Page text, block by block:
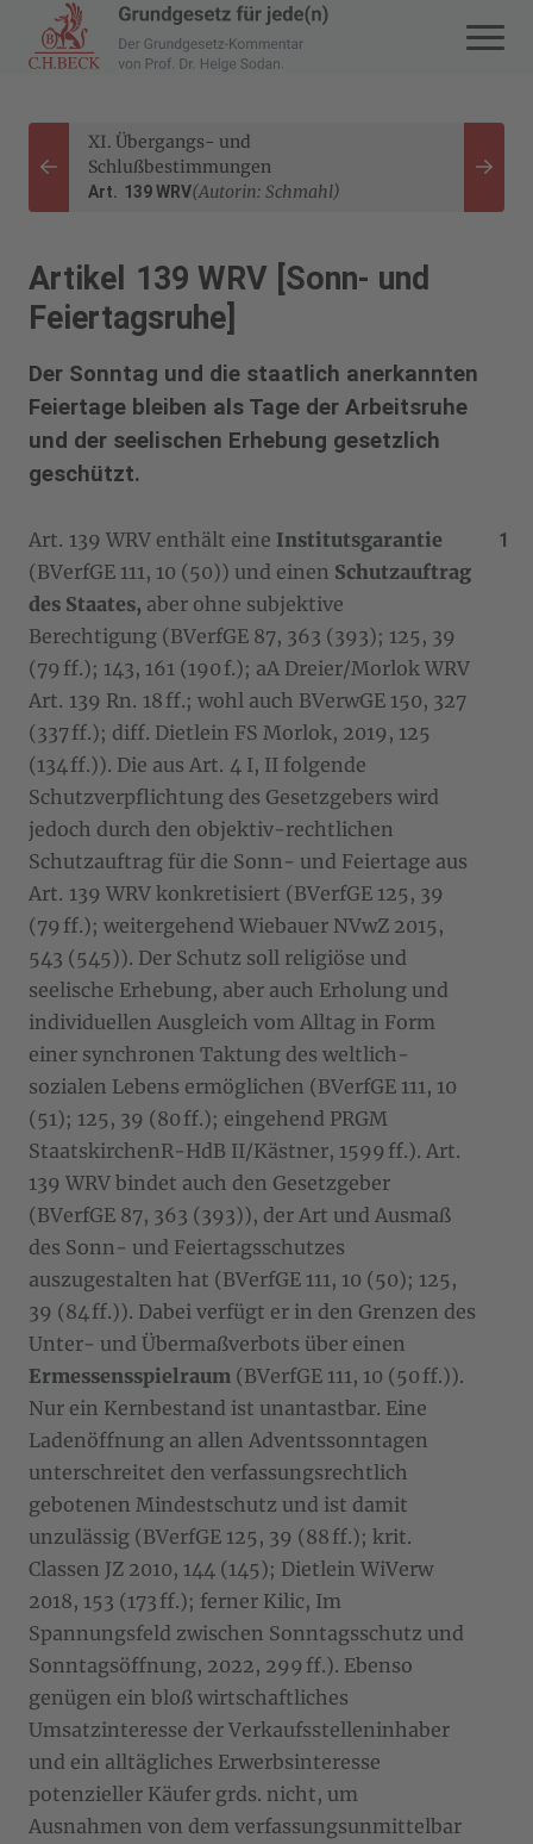
Zur Startseite navigieren
Zurück
XI. Übergangs- und
Schlußbestimmungen
Art. 139 WRV(Autorin: Schmahl)
Artikel 139 WRV [Sonn- und
Feiertagsruhe]
Der Sonntag und die staatlich anerkannten
Feiertage bleiben als Tage der Arbeitsruhe
und der seelischen Erhebung gesetzlich
geschützt.
Art. 139 WRV enthält eine Institutsgarantie
(BVerfGE 111, 10 (50)) und einen Schutzauftrag
des Staates, aber ohne subjektive
Berechtigung (BVerfGE 87, 363 (393); 125, 39
(79 ff.); 143, 161 (190 f.); aA Dreier/Morlok WRV
Art. 139 Rn. 18 ff.; wohl auch BVerwGE 150, 327
(337 ff.); diff. Dietlein FS Morlok, 2019, 125
(134 ff.)). Die aus Art. 4 I, II folgende
Schutzverpflichtung des Gesetzgebers wird
jedoch durch den objektiv-rechtlichen
Schutzauftrag für die Sonn- und Feiertage aus
Art. 139 WRV konkretisiert (BVerfGE 125, 39
(79 ff.); weitergehend Wiebauer NVwZ 2015,
543 (545)). Der Schutz soll religiöse und
seelische Erhebung, aber auch Erholung und
individuellen Ausgleich vom Alltag in Form
einer synchronen Taktung des weltlich-
sozialen Lebens ermöglichen (BVerfGE 111, 10
(51); 125, 39 (80 ff.); eingehend PRGM
StaatskirchenR-HdB II/Kästner, 1599 ff.). Art.
139 WRV bindet auch den Gesetzgeber
(BVerfGE 87, 363 (393)), der Art und Ausmaß
des Sonn- und Feiertagsschutzes
auszugestalten hat (BVerfGE 111, 10 (50); 125,
39 (84 ff.)). Dabei verfügt er in den Grenzen des
Unter- und Übermaßverbots über einen
Ermessensspielraum (BVerfGE 111, 10 (50 ff.)).
Nur ein Kernbestand ist unantastbar. Eine
Ladenöffnung an allen Adventssonntagen
unterschreitet den verfassungsrechtlich
gebotenen Mindestschutz und ist damit
unzulässig (BVerfGE 125, 39 (88 ff.); krit.
Classen JZ 2010, 144 (145); Dietlein WiVerw
2018, 153 (173 ff.); ferner Kilic, Im
Spannungsfeld zwischen Sonntagsschutz und
Sonntagsöffnung, 2022, 299 ff.). Ebenso
genügen ein bloß wirtschaftliches
Umsatzinteresse der Verkaufsstelleninhaber
und ein alltägliches Erwerbsinteresse
potenzieller Käufer grds. nicht, um
Ausnahmen von dem verfassungsunmittelbar